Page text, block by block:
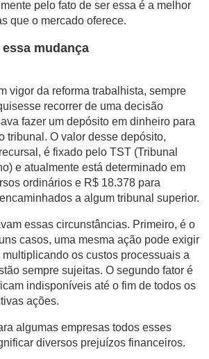
pelo fato de ser essa é a melhor
que o mercado oferece.
mudança
vigor da reforma trabalhista, sempre
recorrer de uma decisão
fazer um depósito em dinheiro para
tribunal. O valor desse depósito,
é fixado pelo TST (Tribunal
e atualmente está determinado em
ordinários e R$ 18.378 para
a algum tribunal superior.
essas circunstâncias. Primeiro, é o
casos, uma mesma ação pode exigir
os custos processuais a
sempre sujeitas. O segundo fator é
indisponíveis até o fim de todos os
ações.
algumas empresas todos esses
diversos prejuízos financeiros.